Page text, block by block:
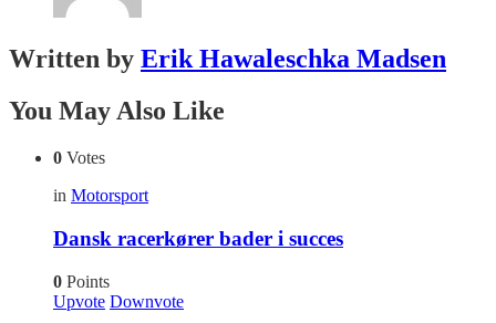
Written by Erik Hawaleschka Madsen
You May Also Like
0 Votes
in Motorsport
Dansk racerkører bader i succes
0 Points
Upvote Downvote